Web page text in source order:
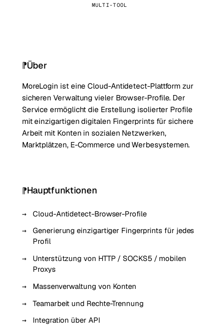
MULTI-TOOL
Über
MoreLogin ist eine Cloud-Antidetect-Plattform zur
sicheren Verwaltung vieler Browser-Profile. Der
Service ermöglicht die Erstellung isolierter Profile
mit einzigartigen digitalen Fingerprints für sichere
Arbeit mit Konten in sozialen Netzwerken,
Marktplätzen, E-Commerce und Werbesystemen.
Hauptfunktionen
Cloud-Antidetect-Browser-Profile
Generierung einzigartiger Fingerprints für jedes
Profil
Unterstützung von HTTP / SOCKS5 / mobilen
Proxys
Massenverwaltung von Konten
Teamarbeit und Rechte-Trennung
Integration über API